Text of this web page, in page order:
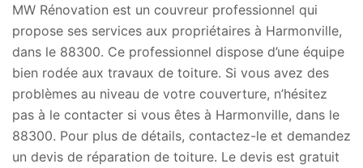
MW Rénovation est un couvreur professionnel qui
propose ses services aux propriétaires à Harmonville,
dans le 88300. Ce professionnel dispose d’une équipe
bien rodée aux travaux de toiture. Si vous avez des
problèmes au niveau de votre couverture, n’hésitez
pas à le contacter si vous êtes à Harmonville, dans le
88300. Pour plus de détails, contactez-le et demandez
un devis de réparation de toiture. Le devis est gratuit